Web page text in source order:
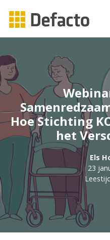
Producten
CAPP Learning
CAPP
CAPP
CAPP
CAPP Quizzes
CAPP Open
Hoe Stichting
het
Els
23